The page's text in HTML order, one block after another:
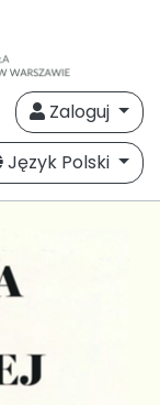
Zaloguj
Język Polski